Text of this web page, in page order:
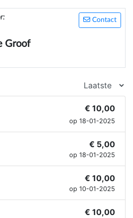
Contact
Groof
€ 10,00
op 18-01-2025
€ 5,00
op 18-01-2025
€ 10,00
op 10-01-2025
€ 10,00